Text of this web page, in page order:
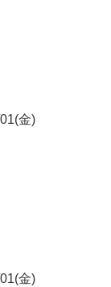
金)
金)